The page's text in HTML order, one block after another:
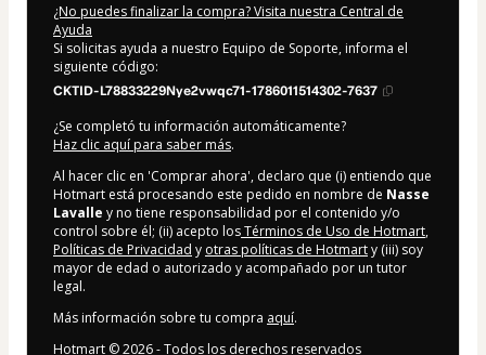
¿No puedes finalizar la compra? Visita nuestra Central de
Ayuda
Si solicitas ayuda a nuestro Equipo de Soporte, informa el
siguiente código:
CKTID-L78833229Nye2vwqc71-1786011514302-7637
¿Se completó tu información automáticamente?
Haz clic aquí para saber más.
Al hacer clic en 'Comprar ahora', declaro que (i) entiendo que
Hotmart está procesando este pedido en nombre de Nasse
Lavalle y no tiene responsabilidad por el contenido y/o
control sobre él; (ii) acepto losTérminos de Uso de Hotmart,
Políticas de Privacidad y otras políticas de Hotmarty (iii) soy
mayor de edad o autorizado y acompañado por un tutor
legal.
Más información sobre tu compra aquí.
Hotmart ©2026- Todos los derechos reservados